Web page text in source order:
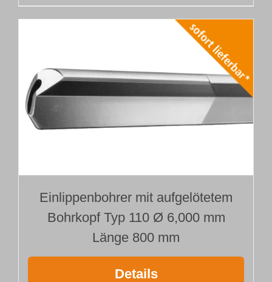
Einlippenbohrer mit aufgelötetem
Bohrkopf Typ 110 Ø 6,000 mm
Länge 800 mm
Details